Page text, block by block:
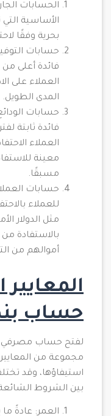
الحسابات
الأساسية
بحرية وفقًا
حسابات
فائدة أعلى من
العملاء على
المدى الطويل.
حسابات
فائدة ثابتة
العملاء
معينة
مسبقًا.
حسابات
للعملاء
مثل الدولار
بالاستفادة
أموالهم من
المعايير
حساب
لفتح حساب مصرفي
مجموعة من
استيفاؤها، وقد
بين الشروط
العمر: عادةً